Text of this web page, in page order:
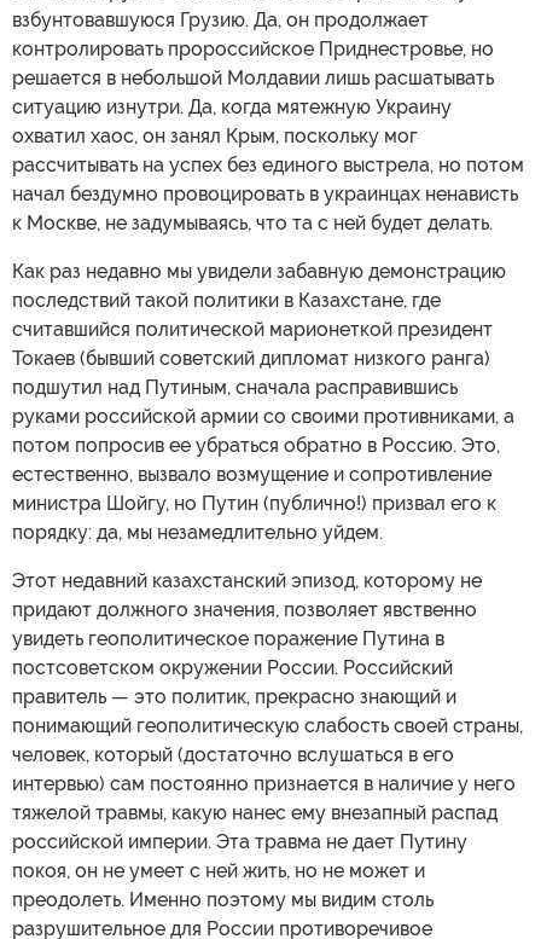
взбунтовавшуюся Грузию. Да, он продолжает
контролировать пророссийское Приднестровье, но
решается в небольшой Молдавии лишь расшатывать
ситуацию изнутри. Да, когда мятежную Украину
охватил хаос, он занял Крым, поскольку мог
рассчитывать на успех без единого выстрела, но потом
начал бездумно провоцировать в украинцах ненависть
к Москве, не задумываясь, что та с ней будет делать.
Как раз недавно мы увидели забавную демонстрацию
последствий такой политики в Казахстане, где
считавшийся политической марионеткой президент
Токаев (бывший советский дипломат низкого ранга)
подшутил над Путиным, сначала расправившись
руками российской армии со своими противниками, а
потом попросив ее убраться обратно в Россию. Это,
естественно, вызвало возмущение и сопротивление
министра Шойгу, но Путин (публично!) призвал его к
порядку: да, мы незамедлительно уйдем.
Этот недавний казахстанский эпизод, которому не
придают должного значения, позволяет явственно
увидеть геополитическое поражение Путина в
постсоветском окружении России. Российский
правитель — это политик, прекрасно знающий и
понимающий геополитическую слабость своей страны,
человек, который (достаточно вслушаться в его
интервью) сам постоянно признается в наличие у него
тяжелой травмы, какую нанес ему внезапный распад
российской империи. Эта травма не дает Путину
покоя, он не умеет с ней жить, но не может и
преодолеть. Именно поэтому мы видим столь
разрушительное для России противоречивое